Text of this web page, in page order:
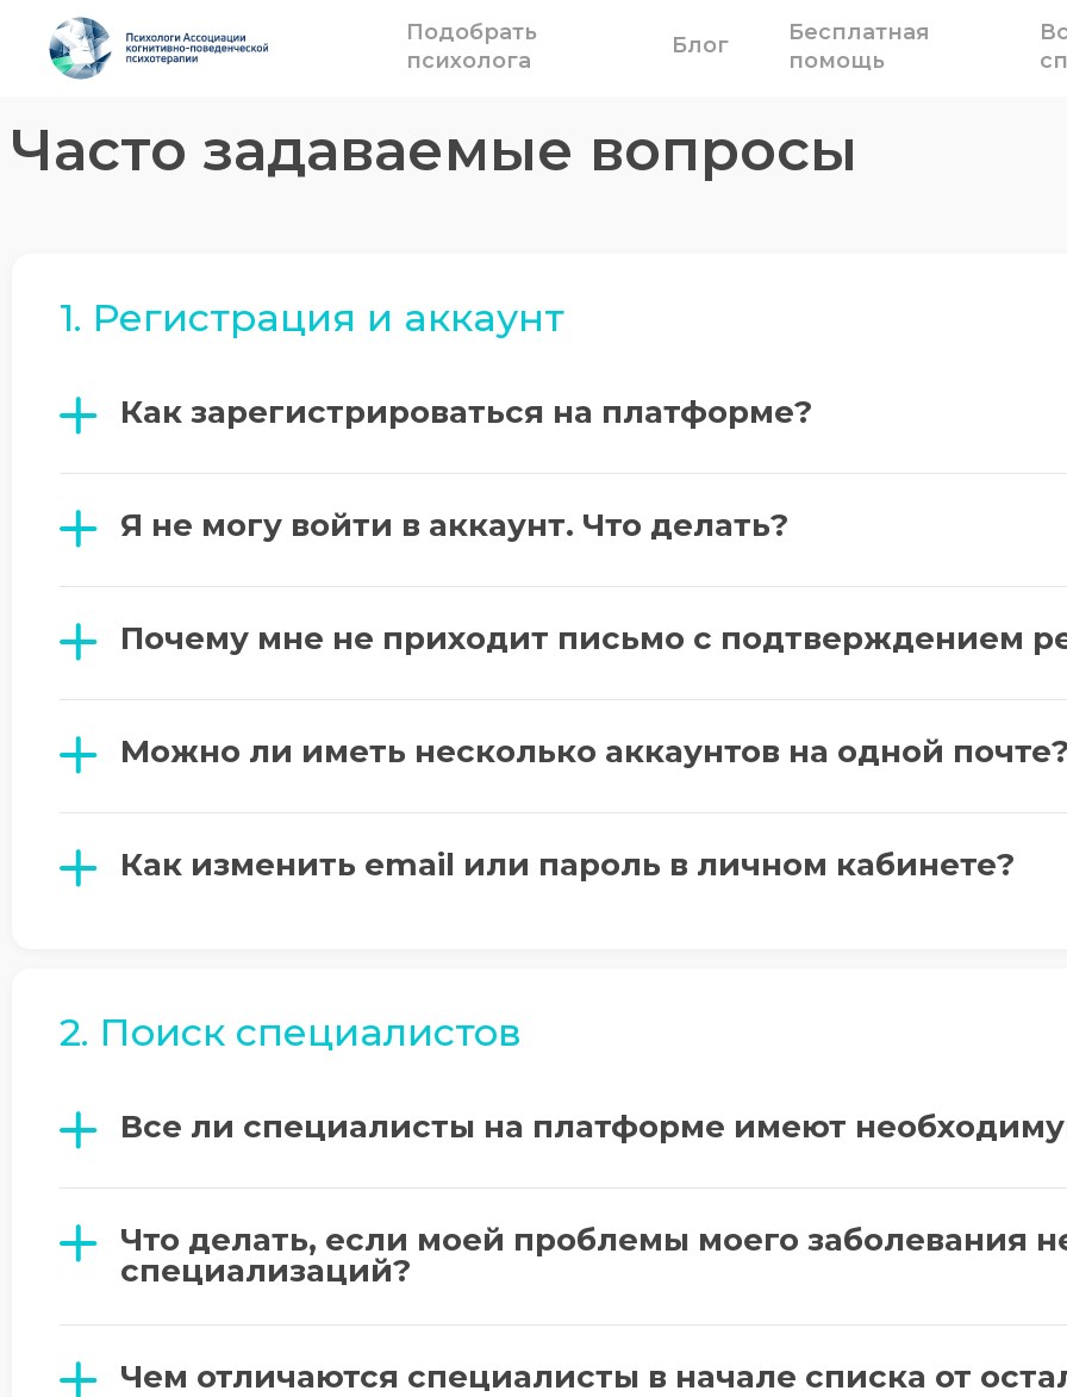
Подобрать
психолога
Блог Бесплатная
помощь
Часто задаваемые вопросы
1. Регистрация и аккаунт
Как зарегистрироваться на платформе?
Я не могу войти в аккаунт. Что делать?
Почему мне не приходит письмо с подтверждением
Можно ли иметь несколько аккаунтов на одной почте?
Как изменить email или пароль в личном кабинете?
2. Поиск специалистов
Все ли специалисты на платформе имеют
Что делать, если моей проблемы моего заболевания
специализаций?
Чем отличаются специалисты в начале списка от